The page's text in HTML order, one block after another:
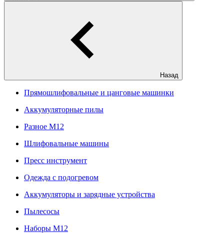
Назад
Прямошлифовальные и цанговые машинки
Аккумуляторные пилы
Разное M12
Шлифовальные машины
Пресс инструмент
Одежда с подогревом
Аккумуляторы и зарядные устройства
Пылесосы
Наборы М12